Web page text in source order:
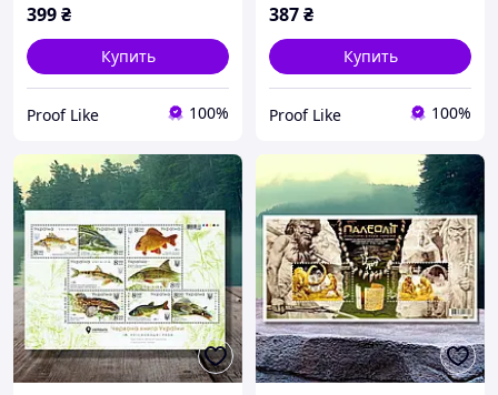
399₴
Купить
Proof Like 100%
387₴
Купить
Proof Like 100%